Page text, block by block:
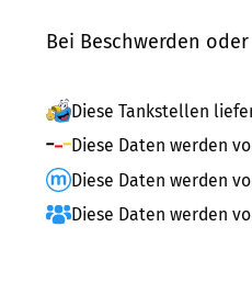
Bei Beschwerden
Diese Tankstellen
Diese Daten werden
Diese Daten werden
Diese Daten werden